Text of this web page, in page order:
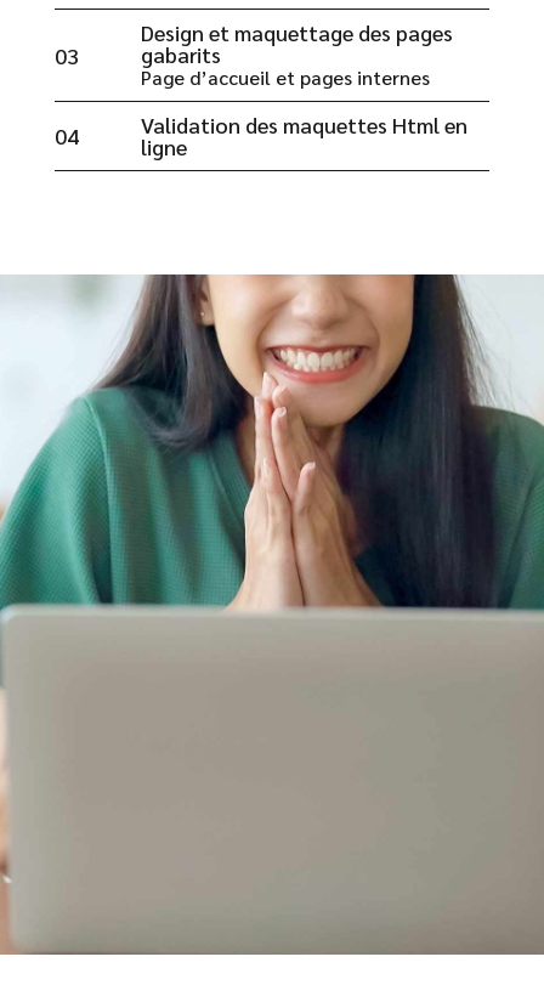
03
Design et maquettage des pages
gabarits
Page d’accueil et pages internes
04 Validation des maquettes Html en
ligne